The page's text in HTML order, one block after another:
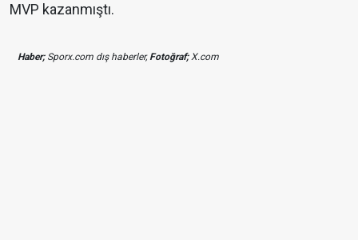
MVP kazanmıştı.
Haber;Sporx.com dış haberler,Fotoğraf;X.com